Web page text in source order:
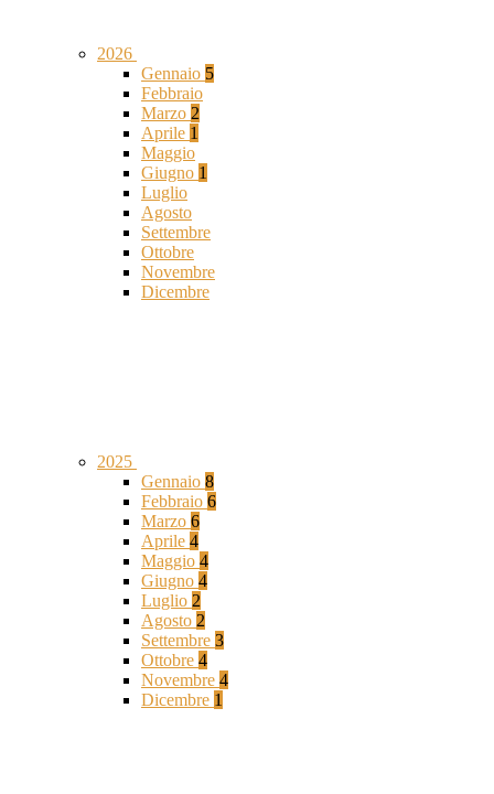
2026
Gennaio 5
Febbraio
Marzo 2
Aprile 1
Maggio
Giugno 1
Luglio
Agosto
Settembre
Ottobre
Novembre
Dicembre
2025
Gennaio 8
Febbraio 6
Marzo 6
Aprile 4
Maggio 4
Giugno 4
Luglio 2
Agosto 2
Settembre 3
Ottobre 4
Novembre 4
Dicembre 1